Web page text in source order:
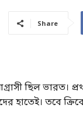
Share
ছিল ভারত।
হাতেই। তবে